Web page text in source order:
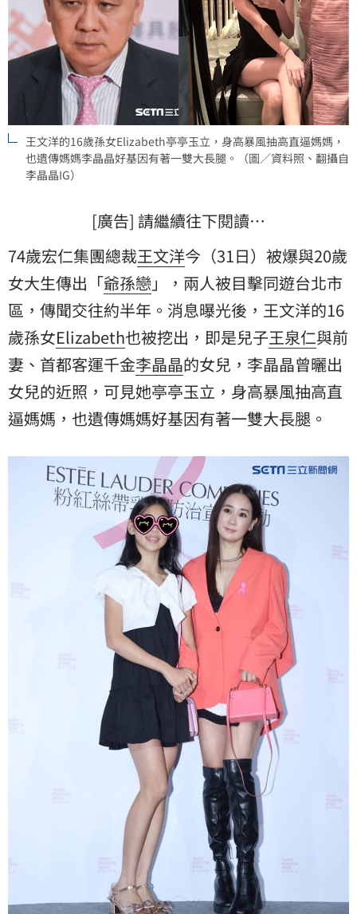
王文洋的16歲孫女Elizabeth亭亭玉立，身高暴風抽高直逼媽媽，
也遺傳媽媽李晶晶好基因有著一雙大長腿。（圖／資料照、翻攝自
李晶晶IG）
[廣告] 請繼續往下閱讀…
74歲宏仁集團總裁王文洋今（31日）被爆與20歲
女大生傳出「爺孫戀 」，兩人被目擊同遊台北市
區，傳聞交往約半年。消息曝光後，王文洋的16
歲孫女Elizabeth也被挖出，即是兒子王泉仁與前
妻、首都客運千金李晶晶的女兒，李晶晶曾曬出
女兒的近照，可見她亭亭玉立，身高暴風抽高直
逼媽媽，也遺傳媽媽好基因有著一雙大長腿。